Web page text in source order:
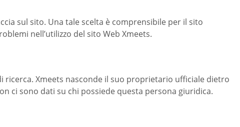
sul sito. Una tale scelta è comprensibile per il sito
nell’utilizzo del sito Web Xmeets.
Xmeets nasconde il suo proprietario ufficiale dietro
ci sono dati su chi possiede questa persona giuridica.